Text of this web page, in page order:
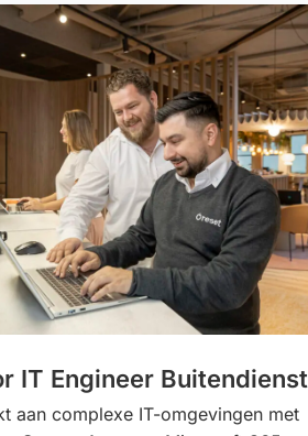
IT Engineer Buitendienst
aan complexe IT-omgevingen met